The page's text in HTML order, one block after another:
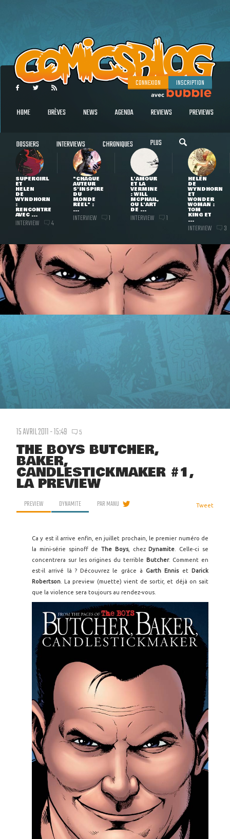
CONNEXION INSCRIPTION
HOME BRÈVES NEWS AGENDA REVIEWS PREVIEWS
DOSSIERS INTERVIEWS CHRONIQUES PLUS
SUPERGIRL
ET
HELEN
DE
WYNDHORN
:
RENCONTRE
AVEC ...
INTERVIEW 4
"CHAQUE
AUTEUR
S'INSPIRE
DU
MONDE
RÉEL" :
...
INTERVIEW 1
L'AMOUR
ET LA
VERMINE
: WILL
MCPHAIL,
OU L'ART
DE ...
INTERVIEW 1
HELEN
DE
WYNDHORN
ET
WONDER
WOMAN :
TOM
KING ET
...
INTERVIEW 3
15 AVRIL 2011 - 15:49 5
THE BOYS BUTCHER,
BAKER,
CANDLESTICKMAKER #1,
LA PREVIEW
PREVIEW DYNAMITE PARMANU Tweet
Ca y est il arrive enfin, en juillet prochain, le premier numéro de
la mini-série spinoff deThe Boys, chez Dynamite . Celle-ci se
concentrera sur les origines du terrible Butcher. Comment en
est-il arrivé là ? Découvrez le grâce à Garth Enniset Darick
Robertson . La preview (muette) vient de sortir, et déjà on sait
que la violence sera toujours au rendez-vous.